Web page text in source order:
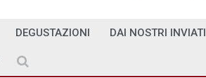
DEGUSTAZIONI DAI NOSTRI INVIATI